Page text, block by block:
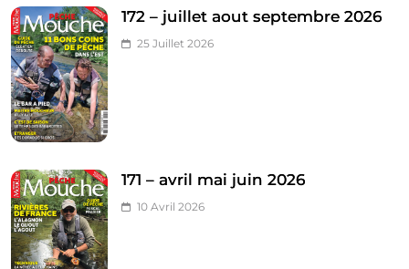
172 – juillet aout septembre 2026
25 Juillet 2026
171 – avril mai juin 2026
10 Avril 2026